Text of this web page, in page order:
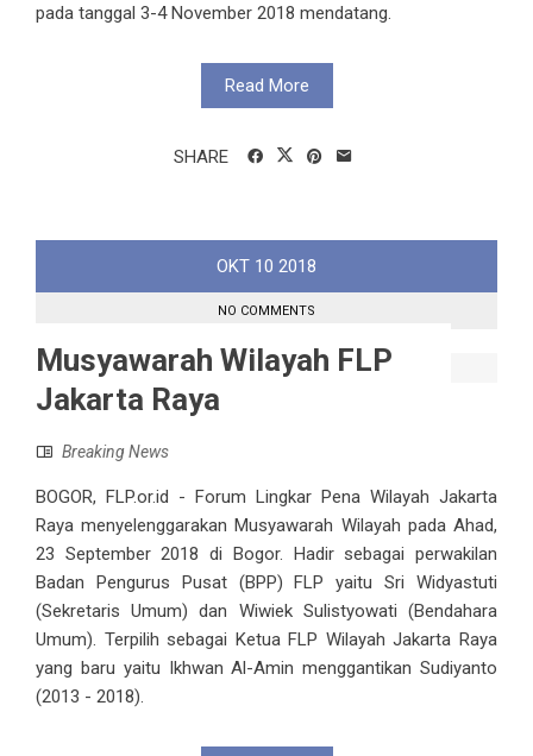
pada tanggal 3-4 November 2018 mendatang.
Read More
SHARE
OKT 10 2018
NO COMMENTS
Musyawarah Wilayah FLP
Jakarta Raya
Breaking News
BOGOR, FLP.or.id - Forum Lingkar Pena Wilayah Jakarta
Raya menyelenggarakan Musyawarah Wilayah pada Ahad,
23 September 2018 di Bogor. Hadir sebagai perwakilan
Badan Pengurus Pusat (BPP) FLP yaitu Sri Widyastuti
(Sekretaris Umum) dan Wiwiek Sulistyowati (Bendahara
Umum). Terpilih sebagai Ketua FLP Wilayah Jakarta Raya
yang baru yaitu Ikhwan Al-Amin menggantikan Sudiyanto
(2013 - 2018).